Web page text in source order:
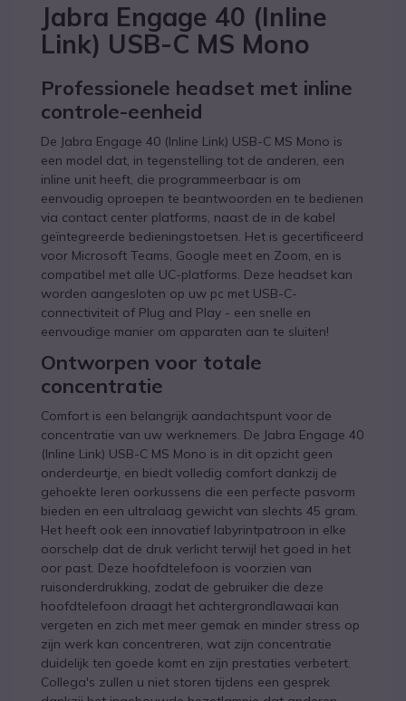
Jabra Engage 40 (Inline
Link) USB-C MS Mono
Professionele headset met inline
controle-eenheid
De Jabra Engage 40 (Inline Link) USB-C MS Mono is
een model dat, in tegenstelling tot de anderen, een
inline unit heeft, die programmeerbaar is om
eenvoudig oproepen te beantwoorden en te bedienen
via contact center platforms, naast de in de kabel
geïntegreerde bedieningstoetsen. Het is gecertificeerd
voor Microsoft Teams, Google meet en Zoom, en is
compatibel met alle UC-platforms. Deze headset kan
worden aangesloten op uw pc met USB-C-
connectiviteit of Plug and Play - een snelle en
eenvoudige manier om apparaten aan te sluiten!
Ontworpen voor totale
concentratie
Comfort is een belangrijk aandachtspunt voor de
concentratie van uw werknemers. De Jabra Engage 40
(Inline Link) USB-C MS Mono is in dit opzicht geen
onderdeurtje, en biedt volledig comfort dankzij de
gehoekte leren oorkussens die een perfecte pasvorm
bieden en een ultralaag gewicht van slechts 45 gram.
Het heeft ook een innovatief labyrintpatroon in elke
oorschelp dat de druk verlicht terwijl het goed in het
oor past. Deze hoofdtelefoon is voorzien van
ruisonderdrukking, zodat de gebruiker die deze
hoofdtelefoon draagt het achtergrondlawaai kan
vergeten en zich met meer gemak en minder stress op
zijn werk kan concentreren, wat zijn concentratie
duidelijk ten goede komt en zijn prestaties verbetert.
Collega's zullen u niet storen tijdens een gesprek